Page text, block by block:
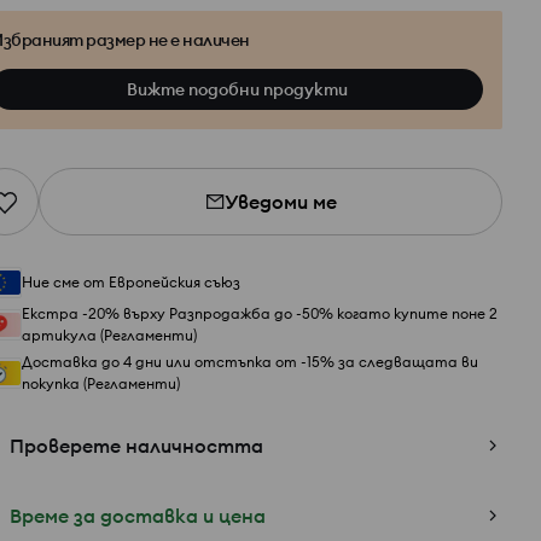
размер не е наличен
Вижте подобни продукти
Уведоми ме
Ние сме от Европейския съюз
Екстра -20% върху Разпродажба до -50% когато купите поне 2
артикула (Регламенти)
Доставка до 4 дни или отстъпка от -15% за следващата ви
покупка (Регламенти)
Проверете наличността
Време за доставка и цена